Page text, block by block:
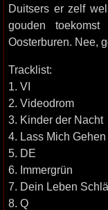
Duitsers er zelf
gouden
Oosterburen. Nee,
Tracklist:
1. VI
2. Videodrom
3. Kinder der Nacht
4. Lass Mich Gehen
5. DE
6. Immergrün
7. Dein Leben
8. Q